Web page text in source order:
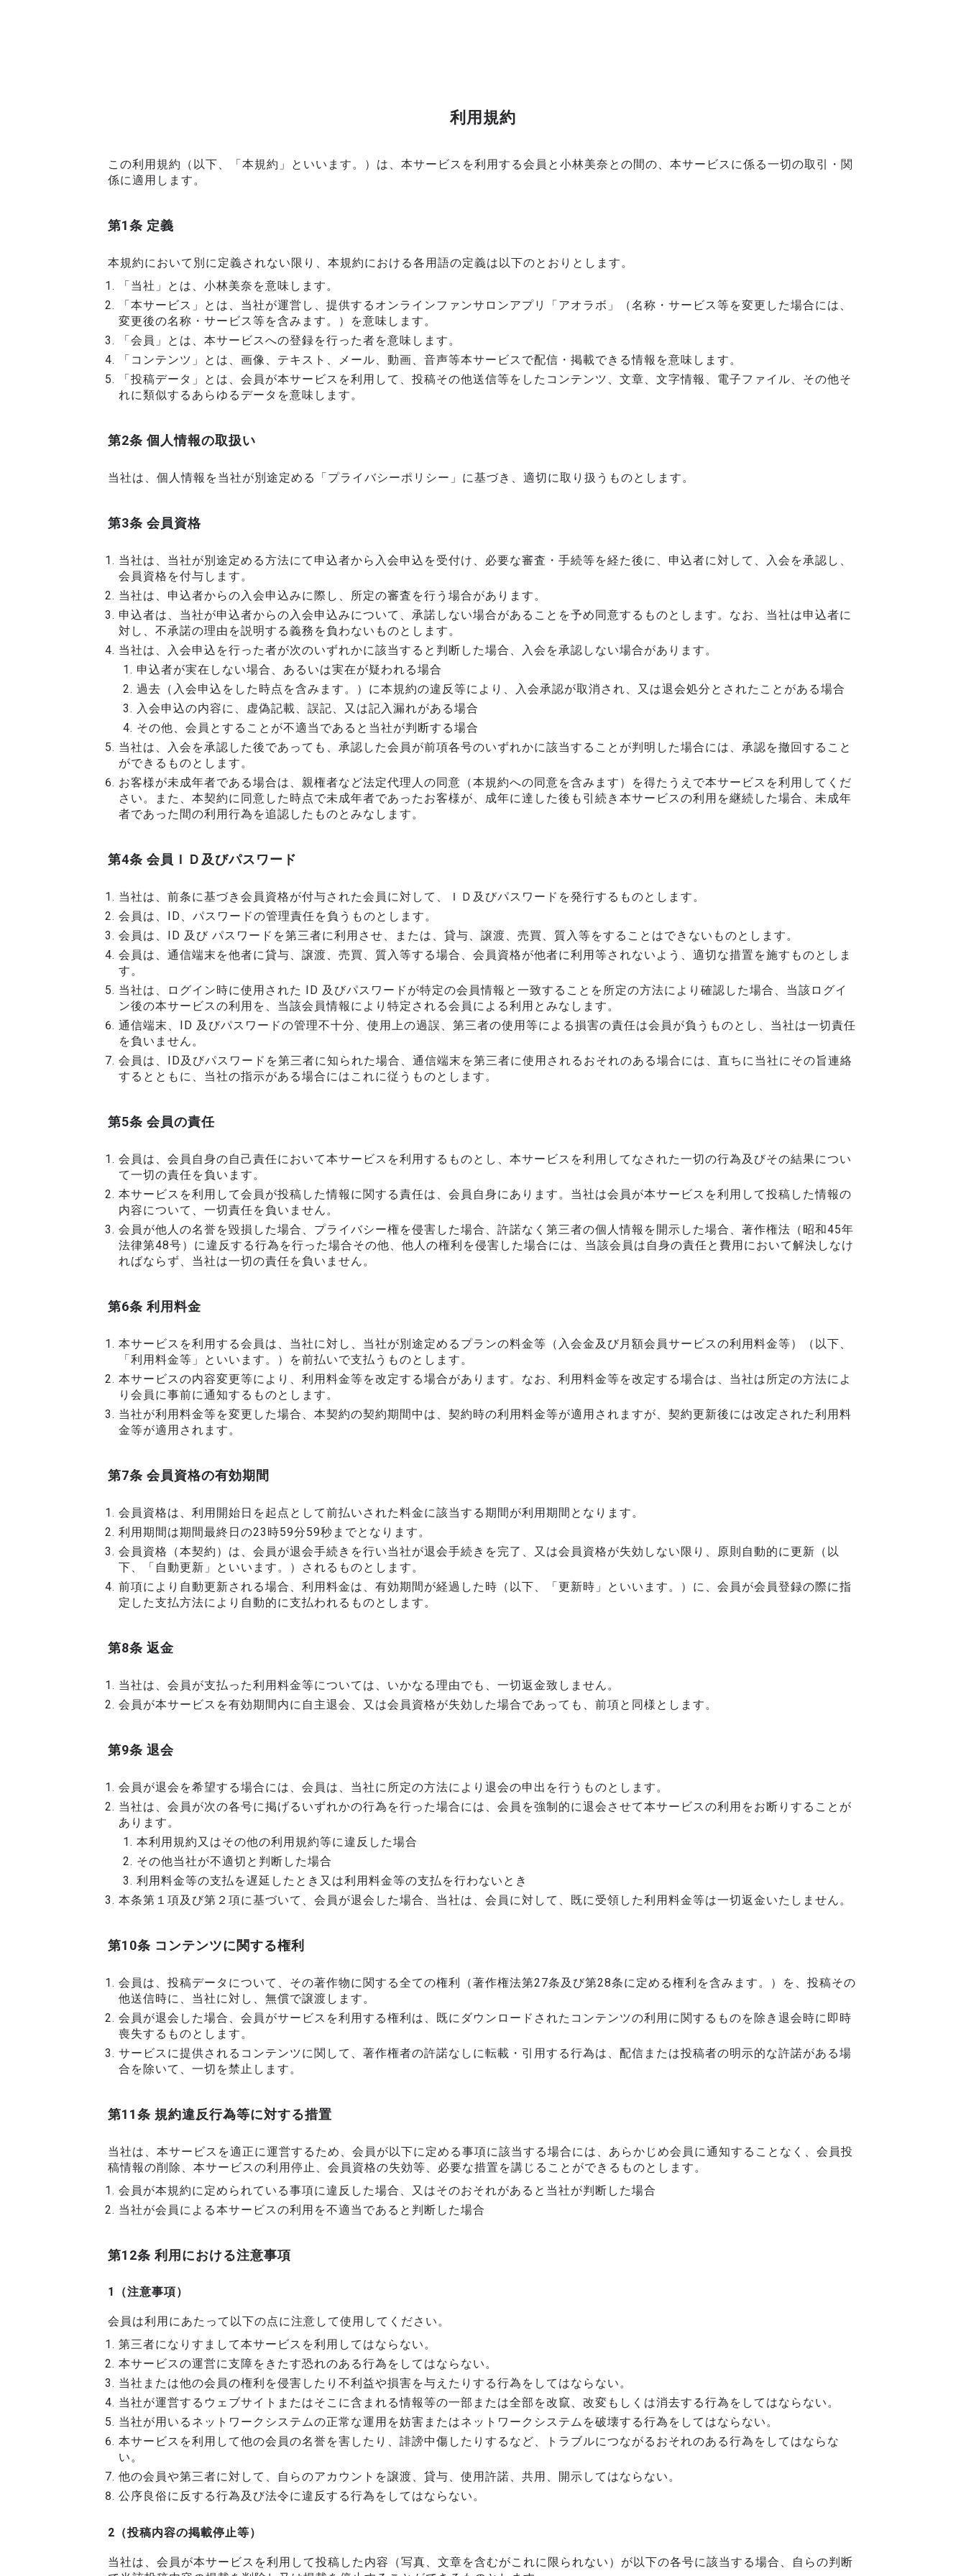
利用規約
この利用規約（以下、「本規約」といいます。）は、本サービスを利用する会員と小林美奈との間の、本サービスに係る一切の取引・関
係に適用します。
第1条 定義
本規約において別に定義されない限り、本規約における各用語の定義は以下のとおりとします。
「当社」とは、小林美奈を意味します。
「本サービス」とは、当社が運営し、提供するオンラインファンサロンアプリ「アオラボ」（名称・サービス等を変更した場合には、
変更後の名称・サービス等を含みます。）を意味します。
「会員」とは、本サービスへの登録を行った者を意味します。
「コンテンツ」とは、画像、テキスト、メール、動画、音声等本サービスで配信・掲載できる情報を意味します。
「投稿データ」とは、会員が本サービスを利用して、投稿その他送信等をしたコンテンツ、文章、文字情報、電子ファイル、その他そ
れに類似するあらゆるデータを意味します。
第2条 個人情報の取扱い
当社は、個人情報を当社が別途定める「プライバシーポリシー」に基づき、適切に取り扱うものとします。
第3条 会員資格
当社は、当社が別途定める方法にて申込者から入会申込を受付け、必要な審査・手続等を経た後に、申込者に対して、入会を承認し、
会員資格を付与します。
当社は、申込者からの入会申込みに際し、所定の審査を行う場合があります。
申込者は、当社が申込者からの入会申込みについて、承諾しない場合があることを予め同意するものとします。なお、当社は申込者に
対し、不承諾の理由を説明する義務を負わないものとします。
当社は、入会申込を行った者が次のいずれかに該当すると判断した場合、入会を承認しない場合があります。
申込者が実在しない場合、あるいは実在が疑われる場合
過去（入会申込をした時点を含みます。）に本規約の違反等により、入会承認が取消され、又は退会処分とされたことがある場合
入会申込の内容に、虚偽記載、誤記、又は記入漏れがある場合
その他、会員とすることが不適当であると当社が判断する場合
当社は、入会を承認した後であっても、承認した会員が前項各号のいずれかに該当することが判明した場合には、承認を撤回すること
ができるものとします。
お客様が未成年者である場合は、親権者など法定代理人の同意（本規約への同意を含みます）を得たうえで本サービスを利用してくだ
さい。また、本契約に同意した時点で未成年者であったお客様が、成年に達した後も引続き本サービスの利用を継続した場合、未成年
者であった間の利用行為を追認したものとみなします。
第4条 会員ＩＤ及びパスワード
当社は、前条に基づき会員資格が付与された会員に対して、ＩＤ及びパスワードを発行するものとします。
会員は、ID、パスワードの管理責任を負うものとします。
会員は、ID 及び パスワードを第三者に利用させ、または、貸与、譲渡、売買、質入等をすることはできないものとします。
会員は、通信端末を他者に貸与、譲渡、売買、質入等する場合、会員資格が他者に利用等されないよう、適切な措置を施すものとしま
す。
当社は、ログイン時に使用された ID 及びパスワードが特定の会員情報と一致することを所定の方法により確認した場合、当該ログイ
ン後の本サービスの利用を、当該会員情報により特定される会員による利用とみなします。
通信端末、ID 及びパスワードの管理不十分、使用上の過誤、第三者の使用等による損害の責任は会員が負うものとし、当社は一切責任
を負いません。
会員は、ID及びパスワードを第三者に知られた場合、通信端末を第三者に使用されるおそれのある場合には、直ちに当社にその旨連絡
するとともに、当社の指示がある場合にはこれに従うものとします。
第5条 会員の責任
会員は、会員自身の自己責任において本サービスを利用するものとし、本サービスを利用してなされた一切の行為及びその結果につい
て一切の責任を負います。
本サービスを利用して会員が投稿した情報に関する責任は、会員自身にあります。当社は会員が本サービスを利用して投稿した情報の
内容について、一切責任を負いません。
会員が他人の名誉を毀損した場合、プライバシー権を侵害した場合、許諾なく第三者の個人情報を開示した場合、著作権法（昭和45年
法律第48号）に違反する行為を行った場合その他、他人の権利を侵害した場合には、当該会員は自身の責任と費用において解決しなけ
ればならず、当社は一切の責任を負いません。
第6条 利用料金
本サービスを利用する会員は、当社に対し、当社が別途定めるプランの料金等（入会金及び月額会員サービスの利用料金等）（以下、
「利用料金等」といいます。）を前払いで支払うものとします。
本サービスの内容変更等により、利用料金等を改定する場合があります。なお、利用料金等を改定する場合は、当社は所定の方法によ
り会員に事前に通知するものとします。
当社が利用料金等を変更した場合、本契約の契約期間中は、契約時の利用料金等が適用されますが、契約更新後には改定された利用料
金等が適用されます。
第7条 会員資格の有効期間
会員資格は、利用開始日を起点として前払いされた料金に該当する期間が利用期間となります。
利用期間は期間最終日の23時59分59秒までとなります。
会員資格（本契約）は、会員が退会手続きを行い当社が退会手続きを完了、又は会員資格が失効しない限り、原則自動的に更新（以
下、「自動更新」といいます。）されるものとします。
前項により自動更新される場合、利用料金は、有効期間が経過した時（以下、「更新時」といいます。）に、会員が会員登録の際に指
定した支払方法により自動的に支払われるものとします。
第8条 返金
当社は、会員が支払った利用料金等については、いかなる理由でも、一切返金致しません。
会員が本サービスを有効期間内に自主退会、又は会員資格が失効した場合であっても、前項と同様とします。
第9条 退会
会員が退会を希望する場合には、会員は、当社に所定の方法により退会の申出を行うものとします。
当社は、会員が次の各号に掲げるいずれかの行為を行った場合には、会員を強制的に退会させて本サービスの利用をお断りすることが
あります。
本利用規約又はその他の利用規約等に違反した場合
その他当社が不適切と判断した場合
利用料金等の支払を遅延したとき又は利用料金等の支払を行わないとき
本条第１項及び第２項に基づいて、会員が退会した場合、当社は、会員に対して、既に受領した利用料金等は一切返金いたしません。
第10条 コンテンツに関する権利
会員は、投稿データについて、その著作物に関する全ての権利（著作権法第27条及び第28条に定める権利を含みます。）を、投稿その
他送信時に、当社に対し、無償で譲渡します。
会員が退会した場合、会員がサービスを利用する権利は、既にダウンロードされたコンテンツの利用に関するものを除き退会時に即時
喪失するものとします。
サービスに提供されるコンテンツに関して、著作権者の許諾なしに転載・引用する行為は、配信または投稿者の明示的な許諾がある場
合を除いて、一切を禁止します。
第11条 規約違反行為等に対する措置
当社は、本サービスを適正に運営するため、会員が以下に定める事項に該当する場合には、あらかじめ会員に通知することなく、会員投
稿情報の削除、本サービスの利用停止、会員資格の失効等、必要な措置を講じることができるものとします。
会員が本規約に定められている事項に違反した場合、又はそのおそれがあると当社が判断した場合
当社が会員による本サービスの利用を不適当であると判断した場合
第12条 利用における注意事項
1（注意事項）
会員は利用にあたって以下の点に注意して使用してください。
第三者になりすまして本サービスを利用してはならない。
本サービスの運営に支障をきたす恐れのある行為をしてはならない。
当社または他の会員の権利を侵害したり不利益や損害を与えたりする行為をしてはならない。
当社が運営するウェブサイトまたはそこに含まれる情報等の一部または全部を改竄、改変もしくは消去する行為をしてはならない。
当社が用いるネットワークシステムの正常な運用を妨害またはネットワークシステムを破壊する行為をしてはならない。
本サービスを利用して他の会員の名誉を害したり、誹謗中傷したりするなど、トラブルにつながるおそれのある行為をしてはならな
い。
他の会員や第三者に対して、自らのアカウントを譲渡、貸与、使用許諾、共用、開示してはならない。
公序良俗に反する行為及び法令に違反する行為をしてはならない。
2（投稿内容の掲載停止等）
当社は、会員が本サービスを利用して投稿した内容（写真、文章を含むがこれに限られない）が以下の各号に該当する場合、自らの判断